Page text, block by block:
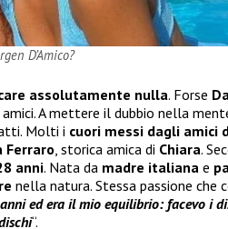
D’Amico?
assolutamente nulla. Forse
A mettere il dubbio nella
Molti i cuori messi dagli amici
Ferraro, storica amica di Chiara.
anni. Nata da madre italiana e
nella natura. Stessa passione che
ed era il mio equilibrio: facevo i
“.